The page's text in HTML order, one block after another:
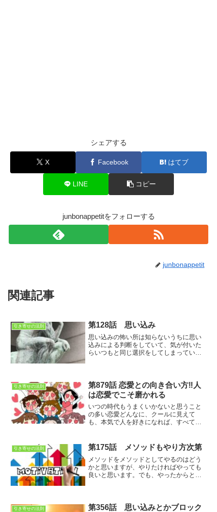
シェアする
X Facebook はてブ
LINE コピー
junbonappetitをフォローする
junbonappetit
関連記事
引き寄せの法則 第128話 思い込み
思い込みの怖い所は知らないうちに思い
込みによる判断をしていて、気が付いた
らいつもと同じ選択をしてしまっている
引き寄せの法則
第879話 恋愛との向き合い方‼人
は恋愛でこそ磨かれる
いつの時代もうまくいかないと思うこと
の多い恋愛どんなに、クールに見えて
も、本気で人を好きになれば、すべての
引き寄せの法則 第175話 メソッドもやり方次第
メソッドをメソッドとしてやるのはどう
かと思いますが、やりたければやっても
良いと思います。でも、やったからと言
引き寄せの法則
第356話 思い込みとかブロック